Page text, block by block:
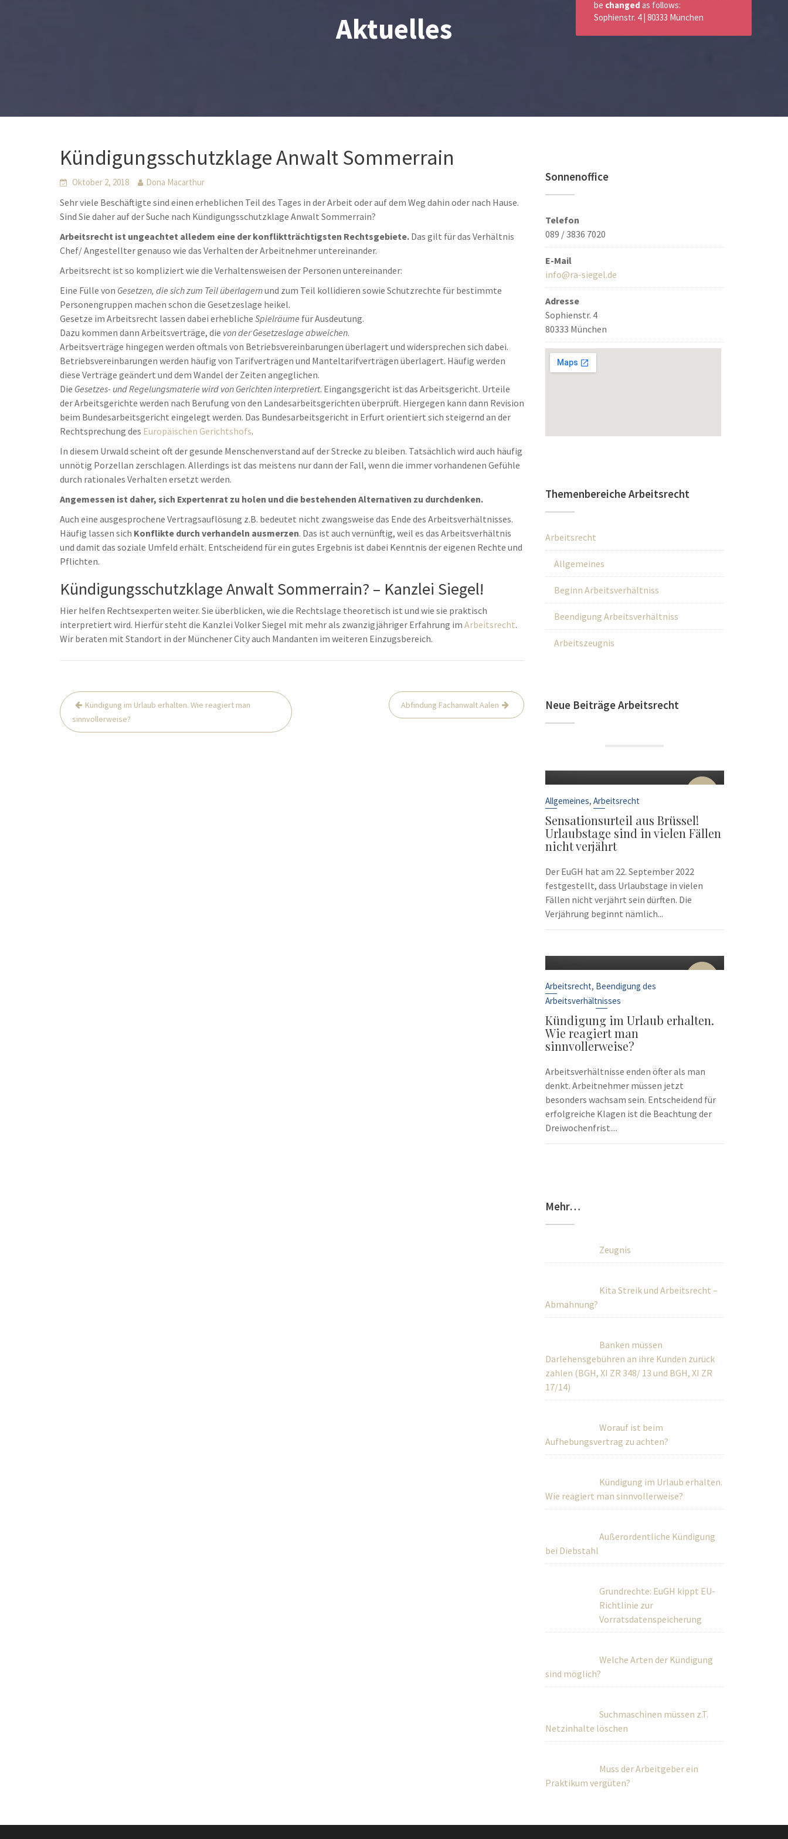
Aktuelles
Kündigungsschutzklage Anwalt Sommerrain
Oktober 2, 2018 Dona Macarthur
Sehr viele Beschäftigte sind einen erheblichen Teil des Tages in der Arbeit oder auf dem Weg dahin oder nach Hause.
Sind Sie daher auf der Suche nach Kündigungsschutzklage Anwalt Sommerrain?
Arbeitsrecht ist ungeachtet alledem eine der konfliktträchtigsten Rechtsgebiete. Das gilt für das Verhältnis
Chef/ Angestellter genauso wie das Verhalten der Arbeitnehmer untereinander.
Arbeitsrecht ist so kompliziert wie die Verhaltensweisen der Personen untereinander:
Eine Fülle von Gesetzen, die sich zum Teil überlagernund zum Teil kollidieren sowie Schutzrechte für bestimmte
Personengruppen machen schon die Gesetzeslage heikel.
Gesetze im Arbeitsrecht lassen dabei erhebliche Spielräume für Ausdeutung.
Dazu kommen dann Arbeitsverträge, die von der Gesetzeslage abweichen.
Arbeitsverträge hingegen werden oftmals von Betriebsvereinbarungen überlagert und widersprechen sich dabei.
Betriebsvereinbarungen werden häufig von Tarifverträgen und Manteltarifverträgen überlagert. Häufig werden
diese Verträge geändert und dem Wandel der Zeiten angeglichen.
Die Gesetzes- und Regelungsmaterie wird von Gerichten interpretiert. Eingangsgericht ist das Arbeitsgericht. Urteile
der Arbeitsgerichte werden nach Berufung von den Landesarbeitsgerichten überprüft. Hiergegen kann dann Revision
beim Bundesarbeitsgericht eingelegt werden. Das Bundesarbeitsgericht in Erfurt orientiert sich steigernd an der
Rechtsprechung des Europäischen Gerichtshofs.
In diesem Urwald scheint oft der gesunde Menschenverstand auf der Strecke zu bleiben. Tatsächlich wird auch häufig
unnötig Porzellan zerschlagen. Allerdings ist das meistens nur dann der Fall, wenn die immer vorhandenen Gefühle
durch rationales Verhalten ersetzt werden.
Angemessen ist daher, sich Expertenrat zu holen und die bestehenden Alternativen zu durchdenken.
Auch eine ausgesprochene Vertragsauflösung z.B. bedeutet nicht zwangsweise das Ende des Arbeitsverhältnisses.
Häufig lassen sich Konflikte durch verhandeln ausmerzen. Das ist auch vernünftig, weil es das Arbeitsverhältnis
und damit das soziale Umfeld erhält. Entscheidend für ein gutes Ergebnis ist dabei Kenntnis der eigenen Rechte und
Pflichten.
Kündigungsschutzklage Anwalt Sommerrain? – Kanzlei Siegel!
Hier helfen Rechtsexperten weiter. Sie überblicken, wie die Rechtslage theoretisch ist und wie sie praktisch
interpretiert wird. Hierfür steht die Kanzlei Volker Siegel mit mehr als zwanzigjähriger Erfahrung im Arbeitsrecht.
Wir beraten mit Standort in der Münchener City auch Mandanten im weiteren Einzugsbereich.
Beitrags-
Navigation
Kündigung im Urlaub erhalten. Wie reagiert man
sinnvollerweise?
Abfindung Fachanwalt Aalen
Sonnenoffice
Telefon
089 / 3836 7020
E-Mail
info@ra-siegel.de
Adresse
Sophienstr. 4
80333 München
Themenbereiche Arbeitsrecht
Arbeitsrecht
Allgemeines
Beginn Arbeitsverhältniss
Beendigung Arbeitsverhältniss
Arbeitszeugnis
Neue Beiträge Arbeitsrecht
22
Allgemeines,Arbeitsrecht
Sensationsurteil aus Brüssel!
Urlaubstage sind in vielen Fällen
nicht verjährt
Der EuGH hat am 22. September 2022
festgestellt, dass Urlaubstage in vielen
Fällen nicht verjährt sein dürften. Die
Verjährung beginnt nämlich...
10
Arbeitsrecht, Beendigung des
Arbeitsverhältnisses
Kündigung im Urlaub erhalten.
Wie reagiert man
sinnvollerweise?
Arbeitsverhältnisse enden öfter als man
denkt. Arbeitnehmer müssen jetzt
besonders wachsam sein. Entscheidend für
erfolgreiche Klagen ist die Beachtung der
Dreiwochenfrist....
Mehr…
Zeugnis
Kita Streik und Arbeitsrecht –
Abmahnung?
Banken müssen
Darlehensgebühren an ihre Kunden zurück
zahlen (BGH, XI ZR 348/ 13 und BGH, XI ZR
17/14)
Worauf ist beim
Aufhebungsvertrag zu achten?
Kündigung im Urlaub erhalten.
Wie reagiert man sinnvollerweise?
Außerordentliche Kündigung
bei Diebstahl
Grundrechte: EuGH kippt EU-
Richtlinie zur Vorratsdatenspeicherung
sind möglich?
Netzinhalte löschen
Praktikum vergüten?
be changed as follows:
Sophienstr. 4 | 80333 München